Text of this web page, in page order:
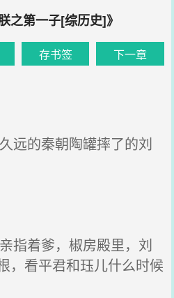
之第一子[综历史]》
存书签 下一章
远的秦朝陶罐摔了的刘
指着爹，椒房殿里，刘
，看平君和珏儿什么时候